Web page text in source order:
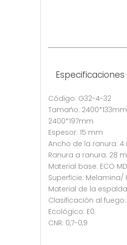
Especificaciones
Código: G32-4-32
Tamaño: 2400*133mm
2400*197mm
Espesor: 15 mm
Ancho de la ranura: 4
Ranura a ranura: 28
Material base: ECO
Superficie: Melamina/
Material de la
Clasificación al fuego:
Ecológico: E0
CNR: 0,7-0,9